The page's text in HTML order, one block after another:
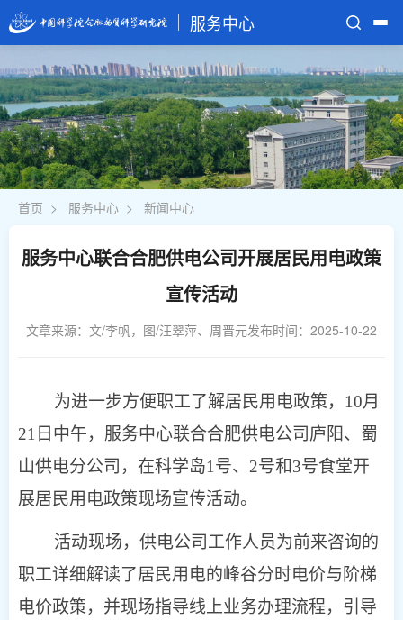
服务中心
首页
部门介绍
业务部门
规章制度
首页 > 服务中心 > 新闻中心
服务中心联合合肥供电公司开展居民用电政策
宣传活动
文章来源：文/李帆，图/汪翠萍、周晋元发布时间：2025-10-22
为进一步方便职工了解居民用电政策，10月
21日中午，服务中心联合合肥供电公司庐阳、蜀
山供电分公司，在科学岛1号、2号和3号食堂开
展居民用电政策现场宣传活动。
活动现场，供电公司工作人员为前来咨询的
职工详细解读了居民用电的峰谷分时电价与阶梯
电价政策，并现场指导线上业务办理流程，引导